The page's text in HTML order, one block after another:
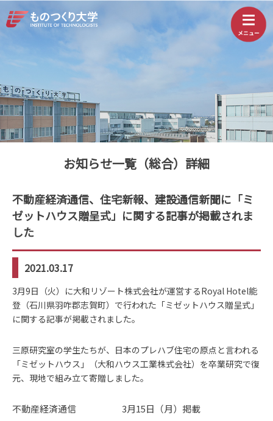
お知らせ一覧（総合）詳細
不動産経済通信、住宅新報、建設通信新聞に「ミ
ゼットハウス贈呈式」に関する記事が掲載されま
した
2021.03.17
3月9日（火）に大和リゾート株式会社が運営するRoyal Hotel能
登（石川県羽咋郡志賀町）で行われた「ミゼットハウス贈呈式」
に関する記事が掲載されました。
三原研究室の学生たちが、日本のプレハブ住宅の原点と言われる
「ミゼットハウス」（大和ハウス工業株式会社）を卒業研究で復
元、現地で組み立て寄贈しました。
不動産経済通信 3月15日（月）掲載